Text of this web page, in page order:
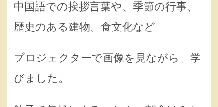
中国語での挨拶言葉や、季節の行事、
歴史のある建物、食文化など
プロジェクターで画像を見ながら、学
びました。